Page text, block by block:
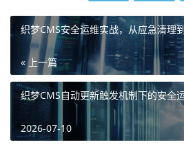
织梦CMS安全运维实战，从应急清理
« 上一篇
织梦CMS自动更新触发机制下的安全
2026-07-10